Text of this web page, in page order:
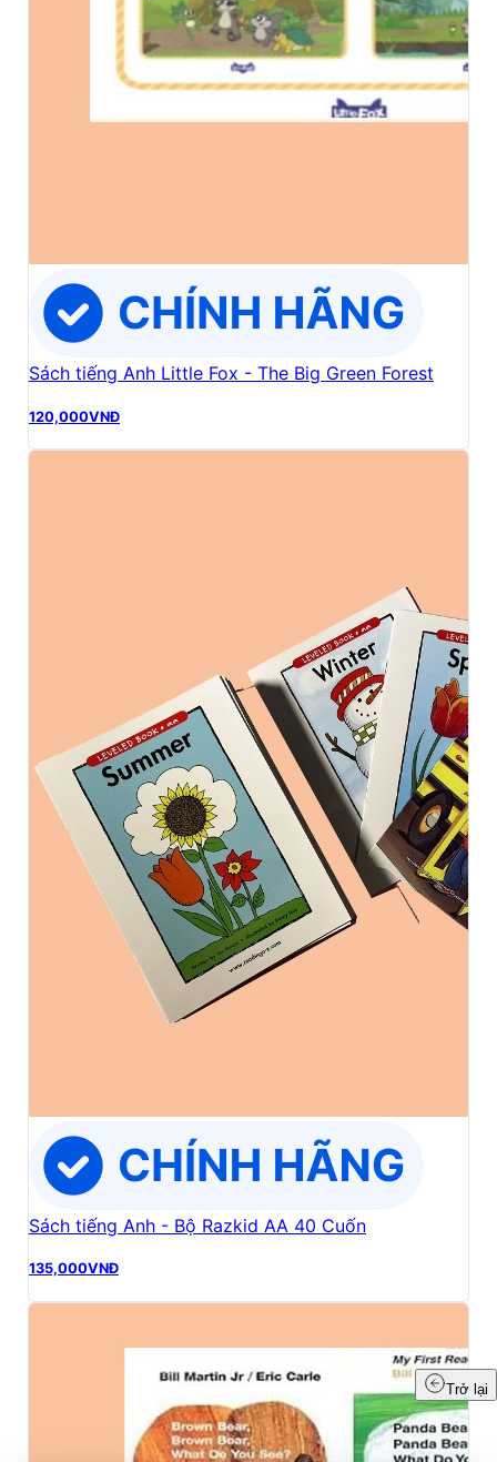
Trở lại
Sách tiếng Anh Little Fox - The Big Green Forest
120,000VNĐ
Sách tiếng Anh - Bộ Razkid AA 40 Cuốn
135,000VNĐ